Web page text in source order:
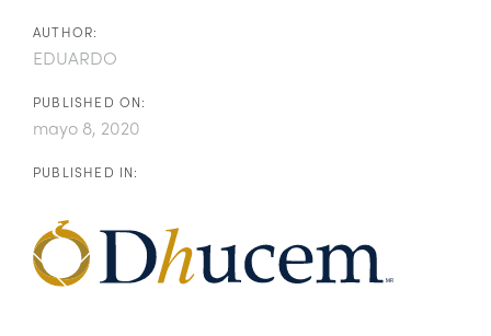
AUTHOR:
EDUARDO
PUBLISHED ON:
mayo 8, 2020
PUBLISHED IN: